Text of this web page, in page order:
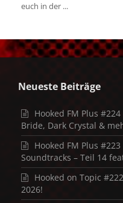
euch in der ...
Neueste Beiträge
Hooked FM Plus
Bride, Dark Crystal &
Hooked FM Plus
Soundtracks – Teil 14
Hooked on Topic
2026!